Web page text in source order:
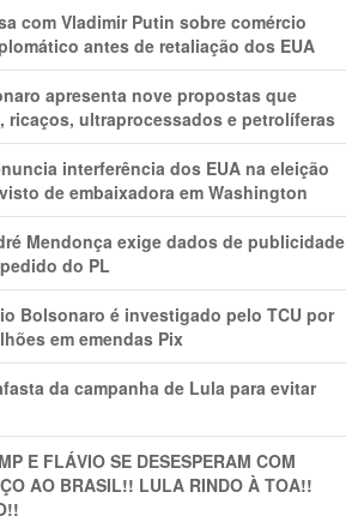
com Vladimir Putin sobre comércio
antes de retaliação dos EUA
apresenta nove propostas que
ricaços, ultraprocessados e petrolíferas
interferência dos EUA na eleição
de embaixadora em Washington
Mendonça exige dados de publicidade
do PL
Bolsonaro é investigado pelo TCU por
em emendas Pix
da campanha de Lula para evitar
E FLÁVIO SE DESESPERAM COM
AO BRASIL!! LULA RINDO À TOA!!